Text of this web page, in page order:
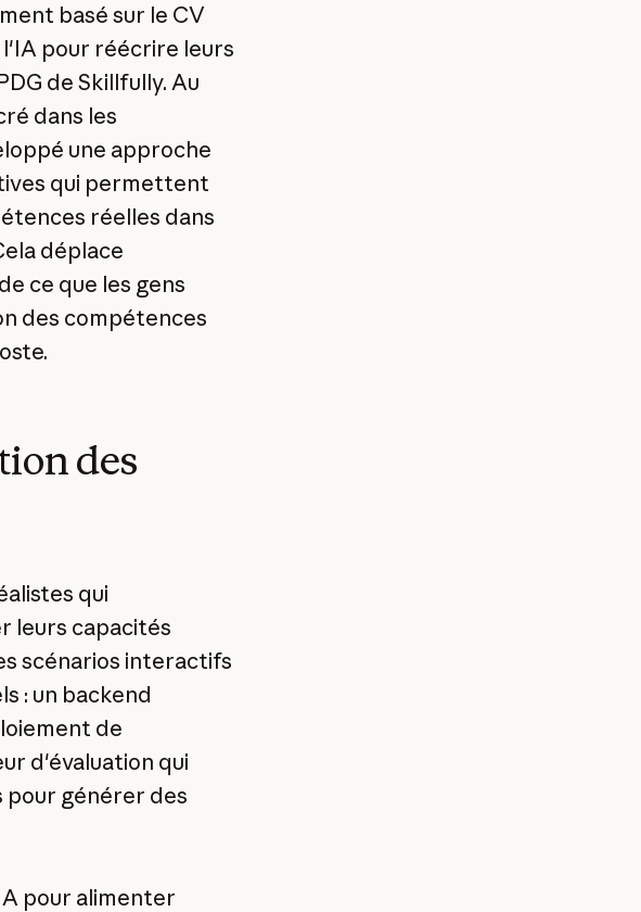
basé sur le CV
pour réécrire leurs
de Skillfully. Au
dans les
une approche
qui permettent
réelles dans
déplace
ce que les gens
des compétences
des
qui
leurs capacités
scénarios interactifs
: un backend
de
d'évaluation qui
pour générer des
pour alimenter